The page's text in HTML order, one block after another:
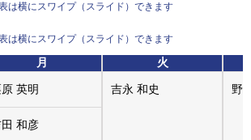
は横にスワイプ（スライド）できます
は横にスワイプ（スライド）できます
月 火
英明
和彦
吉永 和史 野